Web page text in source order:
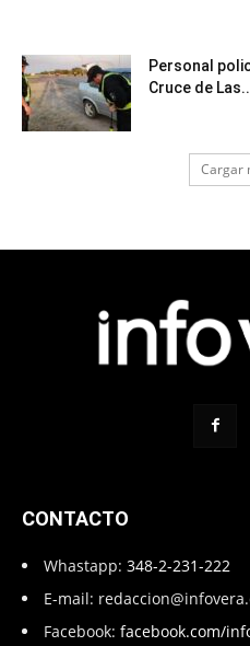
Personal
Cruce de
Cargar
CONTACTO
Whastapp: 348-2-231-222
E-mail:
Facebook: facebook.com/